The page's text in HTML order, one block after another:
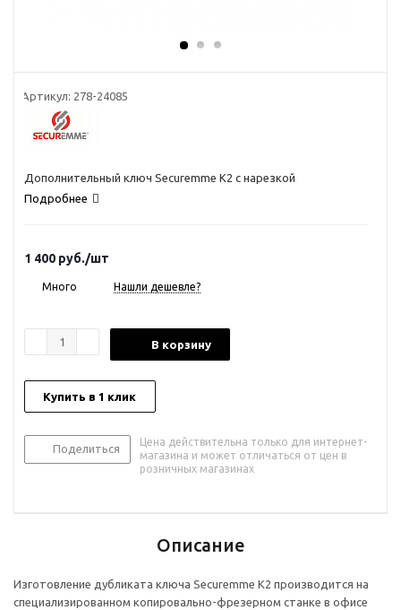
Артикул: 278-24085
Дополнительный ключ Securemme K2 с нарезкой
Подробнее
1 400 руб./шт
Много Нашли дешевле?
В корзину
Купить в 1 клик
Поделиться
Цена действительна только для интернет-
магазина и может отличаться от цен в
розничных магазинах
Описание
Изготовление дубликата ключа Securemme K2 производится на
специализированном копировально-фрезерном станке в офисе